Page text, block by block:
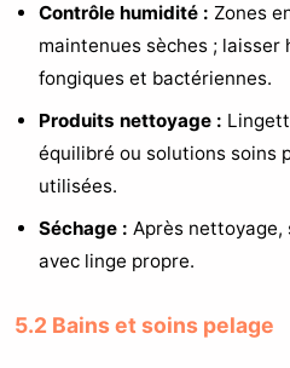
Contrôle humidité : Zones
maintenues sèches ;
fongiques et bactériennes.
Produits nettoyage :
équilibré ou solutions soins
utilisées.
Séchage : Après nettoyage,
avec linge propre.
5.2 Bains et soins pelage